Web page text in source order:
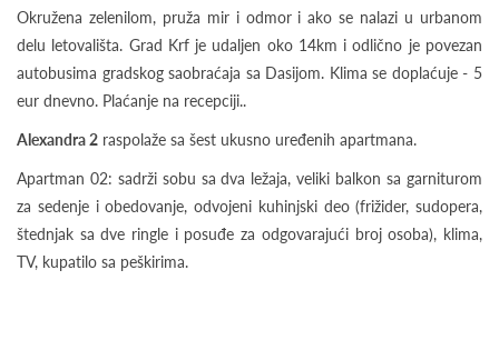
Okružena zelenilom, pruža mir i odmor i ako se nalazi u urbanom
delu letovališta. Grad Krf je udaljen oko 14km i odlično je povezan
autobusima gradskog saobraćaja sa Dasijom. Klima se doplaćuje - 5
eur dnevno. Plaćanje na recepciji..
Alexandra 2 raspolaže sa šest ukusno uređenih apartmana.
Apartman 02: sadrži sobu sa dva ležaja, veliki balkon sa garniturom
za sedenje i obedovanje, odvojeni kuhinjski deo (frižider, sudopera,
štednjak sa dve ringle i posuđe za odgovarajući broj osoba), klima,
TV, kupatilo sa peškirima.